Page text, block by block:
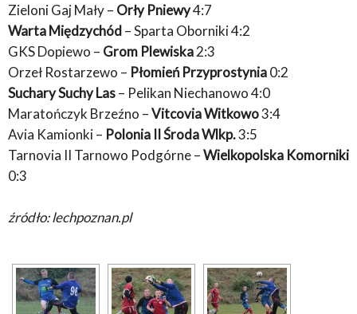
Zieloni Gaj Mały – Orły Pniewy4:7
Warta Międzychód– Sparta Oborniki 4:2
GKS Dopiewo – Grom Plewiska2:3
Orzeł Rostarzewo – Płomień Przyprostynia0:2
Suchary Suchy Las– Pelikan Niechanowo 4:0
Maratończyk Brzeźno –Vitcovia Witkowo3:4
Avia Kamionki – Polonia II Środa Wlkp.3:5
Tarnovia II Tarnowo Podgórne –Wielkopolska Komorniki
0:3
źródło: lechpoznan.pl